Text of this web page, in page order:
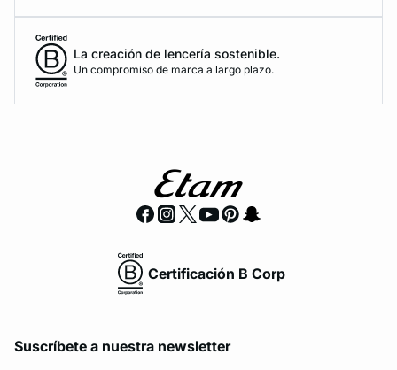
La creación de lencería sostenible.
Un compromiso de marca a largo plazo.
Certificación B Corp
Suscríbete a nuestra newsletter